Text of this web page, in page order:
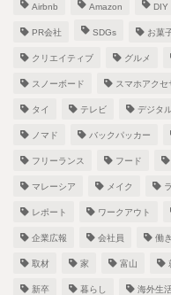
Airbnb Amazon DIY
PR会社 SDGs お菓
クリエイティブ グルメ
スノーボード スマホアクセ
タイ テレビ デジタ
ノマド バックパッカー
フリーランス フード
マレーシア メイク
レポート ワークアウト
企業広報 会社員 働
取材 家 富山
新卒 暮らし 海外生